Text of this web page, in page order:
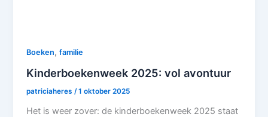
Boeken,familie
Kinderboekenweek 2025: vol avontuur
patriciaheres/1 oktober 2025
Het is weer zover: de kinderboekenweek 2025 staat